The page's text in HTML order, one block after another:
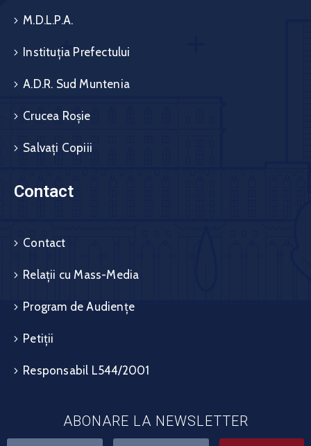
M.D.L.P.A.
Instituția Prefectului
A.D.R. Sud Muntenia
Crucea Roșie
Salvați Copiii
Contact
Contact
Relații cu Mass-Media
Program de Audiențe
Petiții
Responsabil L544/2001
ABONARE LA NEWSLETTER